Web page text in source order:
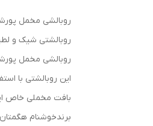
روبالشی مخمل
روبالشتی شیک و لطیف
روبالشی مخمل
این روبالشتی با
بافت مخملی خاص
برندخوشنام